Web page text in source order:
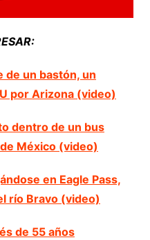
de un bastón, un
por Arizona (video)
dentro de un bus
México (video)
en Eagle Pass,
río Bravo (video)
de 55 años